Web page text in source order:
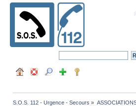
S.O.S. 112 - Urgence - Secours »